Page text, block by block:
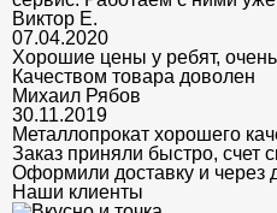
Виктор Е.
07.04.2020
Хорошие цены у ребят,
Качеством товара доволен
Михаил Рябов
30.11.2019
Металлопрокат хорошего
Заказ приняли быстро, счет
Оформили доставку и через
Наши клиенты